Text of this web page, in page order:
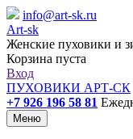
info@art-sk.ru
Art-sk
Женские пуховики и
Корзина пуста
Вход
ПУХОВИКИ АРТ-СК
+7 926 196 58 81
Меню